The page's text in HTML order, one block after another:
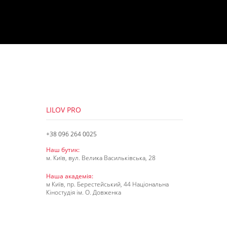
LILOV PRO
+38 096 264 0025
Наш бутик:
м. Київ, вул. Велика Васильківська, 28
Наша академія:
м Київ, пр. Берестейський, 44 Національна
Кіностудія ім. О. Довженка